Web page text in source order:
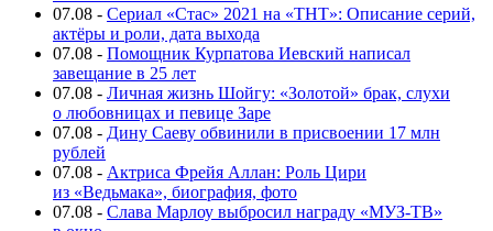
07.08 - Сериал «Стас» 2021 на «ТНТ»: Описание серий,
актёры и роли, дата выхода
07.08 - Помощник Курпатова Иевский написал
завещание в 25 лет
07.08 - Личная жизнь Шойгу: «Золотой» брак, слухи
о любовницах и певице Заре
07.08 - Дину Саеву обвинили в присвоении 17 млн
рублей
07.08 - Актриса Фрейя Аллан: Роль Цири
из «Ведьмака», биография, фото
07.08 - Слава Марлоу выбросил награду «МУЗ-ТВ»